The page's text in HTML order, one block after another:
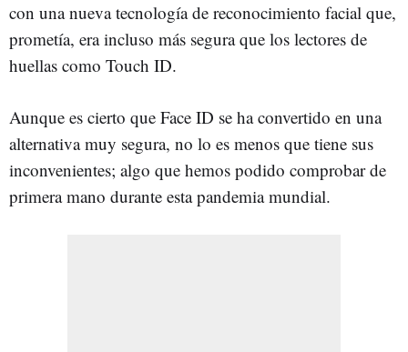
con una nueva tecnología de reconocimiento facial que,
prometía, era incluso más segura que los lectores de
huellas como Touch ID.
Aunque es cierto que Face ID se ha convertido en una
alternativa muy segura, no lo es menos que tiene sus
inconvenientes; algo que hemos podido comprobar de
primera mano durante esta pandemia mundial.